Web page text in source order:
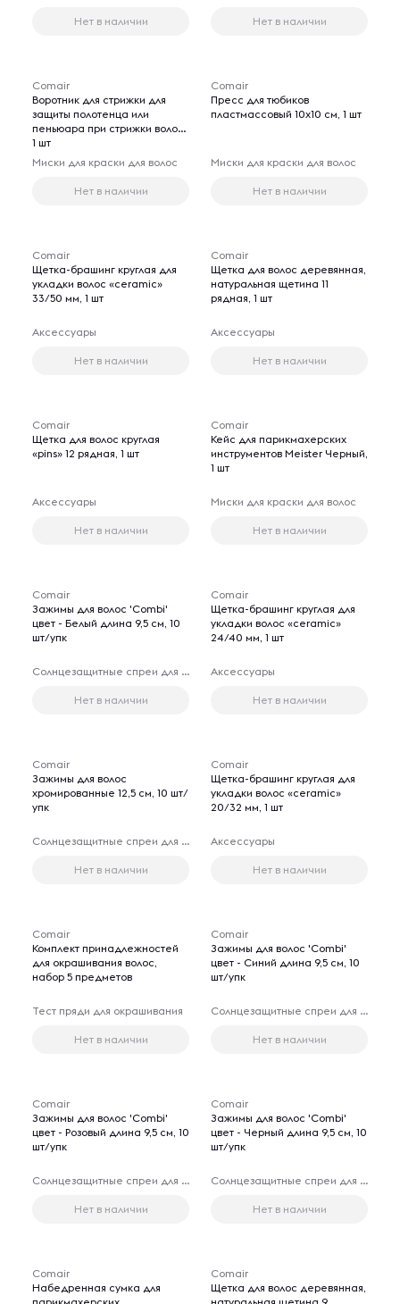
Нет в наличии Нет в наличии
Comair
Воротник для стрижки для
защиты полотенца или
пеньюара при стрижки волос,
1 шт
Миски для краски для волос
Нет в наличии
Comair
Пресс для тюбиков
пластмассовый 10х10 см, 1 шт
Миски для краски для волос
Нет в наличии
Comair
Щетка-брашинг круглая для
укладки волос «ceramic»
33/50 мм, 1 шт
Аксессуары
Нет в наличии
Comair
Щетка для волос деревянная,
натуральная щетина 11
рядная, 1 шт
Аксессуары
Нет в наличии
Comair
Щетка для волос круглая
«pins» 12 рядная, 1 шт
Аксессуары
Нет в наличии
Comair
Кейс для парикмахерских
инструментов Meister Черный,
1 шт
Миски для краски для волос
Нет в наличии
Comair
Зажимы для волос 'Сombi'
цвет - Белый длина 9,5 см, 10
шт/упк
Солнцезащитные спреи для волос
Нет в наличии
Comair
Щетка-брашинг круглая для
укладки волос «ceramic»
24/40 мм, 1 шт
Аксессуары
Нет в наличии
Comair
Зажимы для волос
хромированные 12,5 см, 10 шт/
упк
Солнцезащитные спреи для волос
Нет в наличии
Comair
Щетка-брашинг круглая для
укладки волос «ceramic»
20/32 мм, 1 шт
Аксессуары
Нет в наличии
Comair
Комплект принадлежностей
для окрашивания волос,
набор 5 предметов
Тест пряди для окрашивания
Нет в наличии
Comair
Зажимы для волос 'Сombi'
цвет - Синий длина 9,5 см, 10
шт/упк
Солнцезащитные спреи для волос
Нет в наличии
Comair
Зажимы для волос 'Сombi'
цвет - Розовый длина 9,5 см, 10
шт/упк
Солнцезащитные спреи для волос
Нет в наличии
Comair
Зажимы для волос 'Сombi'
цвет - Черный длина 9,5 см, 10
шт/упк
Солнцезащитные спреи для волос
Нет в наличии
Comair
Набедренная сумка для
Comair
Щетка для волос деревянная,